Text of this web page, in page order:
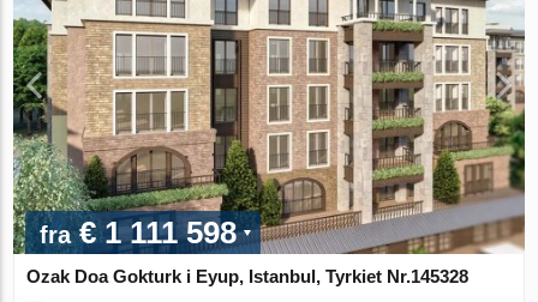
fra€ 1 111 598
Ozak Doa Gokturk i Eyup, Istanbul, Tyrkiet Nr.145328